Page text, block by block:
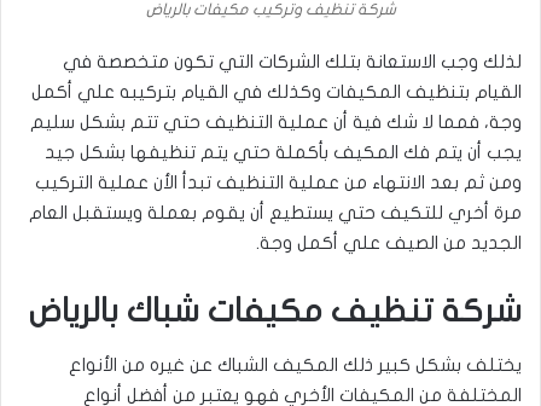
شركة تنظيف وتركيب مكيفات بالرياض
لذلك وجب الاستعانة بتلك الشركات التي تكون متخصصة في
القيام بتنظيف المكيفات وكذلك في القيام بتركيبه علي أكمل
وجة، فمما لا شك فية أن عملية التنظيف حتي تتم بشكل سليم
يجب أن يتم فك المكيف بأكملة حتي يتم تنظيفها بشكل جيد
ومن ثم بعد الانتهاء من عملية التنظيف تبدأ الأن عملية التركيب
مرة أخري للتكيف حتي يستطيع أن يقوم بعملة ويستقبل العام
الجديد من الصيف علي أكمل وجة.
شركة تنظيف مكيفات شباك بالرياض
يختلف بشكل كبير ذلك المكيف الشباك عن غيره من الأنواع
المختلفة من المكيفات الأخري فهو يعتبر من أفضل أنواع